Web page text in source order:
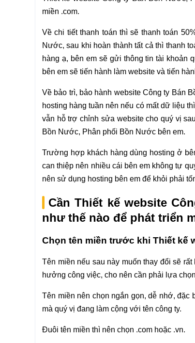
miền .com.
Về chi tiết thanh toán thì sẽ thanh toán
Nước, sau khi hoàn thành tất cả thì thanh
hàng ạ, bên em sẽ gửi thông tin tài khoản
bên em sẽ tiến hành làm website và tiến
Về bảo trì, bảo hành website Công ty Bán
hosting hàng tuần nên nếu có mất dữ liệu
vẫn hỗ trợ chỉnh sửa website cho quý vị
Bồn Nước, Phân phối Bồn Nước bên em.
Trường hợp khách hàng dùng hosting ở
can thiệp nên nhiều cái bên em không tự
nên sử dụng hosting bên em để khỏi phải
Cần Thiết kế website
như thế nào để phát triển
Chọn tên miền trước khi Thiết kế
Tên miền nếu sau này muốn thay đổi sẽ
hưởng công việc, cho nên cần phải lựa
Tên miền nên chọn ngắn gọn, dễ nhớ,
mà quý vị đang làm cộng với tên công ty.
Đuôi tên miền thì nên chọn .com hoặc .vn.